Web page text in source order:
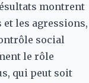
montrent
et les agressions,
social
le rôle
qui peut soit